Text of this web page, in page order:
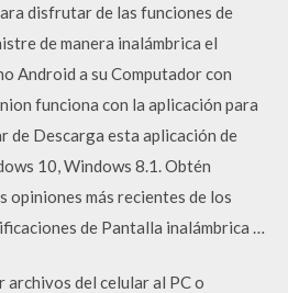
disfrutar de las funciones de
de manera inalámbrica el
Android a su Computador con
funciona con la aplicación para
de Descarga esta aplicación de
10, Windows 8.1. Obtén
opiniones más recientes de los
de Pantalla inalámbrica …
archivos del celular al PC o